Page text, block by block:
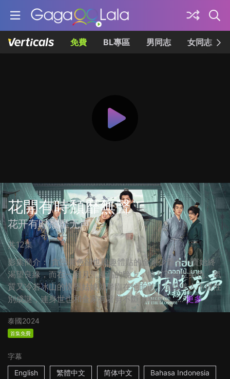
免費 BL專區 男同志 女同志
花開有時頹靡無聲
花开有时颓靡无声
共12集
影集簡介： 貪戀美色卻也風趣體貼的金家少爺金小寶始終
渴望良緣，而在一個月黑風高的晚上，擁有著絕世美色、氣
質又冷若冰山的懷恩姑娘就降臨在他面前！這位美人不僅性
別成謎，連身世也和金家有著剪不斷的關係……... 更多
泰國2024
首集免費
字幕
English
繁體中文 简体中文 Bahasa Indonesia